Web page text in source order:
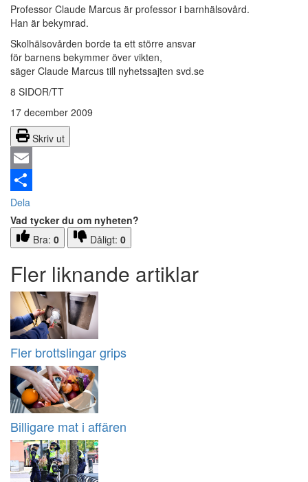
Professor Claude Marcus är professor i barnhälsovård.
Han är bekymrad.
Skolhälsovården borde ta ett större ansvar
för barnens bekymmer över vikten,
säger Claude Marcus till nyhetssajten svd.se
8 SIDOR/TT
17 december 2009
Skriv ut
Email
Dela
Vad tycker du om nyheten?
Bra: 0 Dåligt: 0
Fler liknande artiklar
Fler brottslingar grips
Billigare mat i affären